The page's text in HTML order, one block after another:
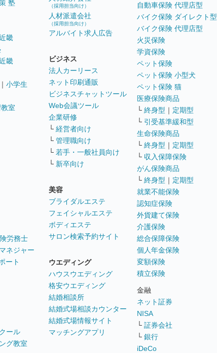
塾
畿
畿
｜ 小学生
室
労務士
ネジャー
ート
ール
グ教室
（採用担当向け）
人材派遣会社
（採用担当向け）
アルバイト求人広告
ビジネス
法人カーリース
ネット印刷通販
ビジネスチャットツール
Web会議ツール
企業研修
└ 経営者向け
└ 管理職向け
└ 若手・一般社員向け
└ 新卒向け
美容
ブライダルエステ
フェイシャルエステ
ボディエステ
サロン検索予約サイト
ウエディング
ハウスウエディング
格安ウエディング
結婚相談所
結婚式場相談カウンター
結婚式場情報サイト
マッチングアプリ
自動車保険 代理店型
バイク保険 ダイレクト型
バイク保険 代理店型
火災保険
学資保険
ペット保険
ペット保険 小型犬
ペット保険 猫
医療保険商品
└ 終身型 ｜ 定期型
└ 引受基準緩和型
生命保険商品
└ 終身型 ｜ 定期型
└ 収入保障保険
がん保険商品
└ 終身型 ｜ 定期型
就業不能保険
認知症保険
外貨建て保険
介護保険
総合保障保険
個人年金保険
変額保険
積立保険
金融
ネット証券
NISA
└ 証券会社
└ 銀行
iDeCo